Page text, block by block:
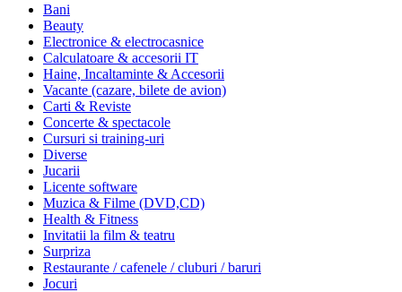
Bani
Beauty
Electronice & electrocasnice
Calculatoare & accesorii IT
Haine, Incaltaminte & Accesorii
Vacante (cazare, bilete de avion)
Carti & Reviste
Concerte & spectacole
Cursuri si training-uri
Diverse
Jucarii
Licente software
Muzica & Filme (DVD,CD)
Health & Fitness
Invitatii la film & teatru
Surpriza
Restaurante / cafenele / cluburi / baruri
Jocuri